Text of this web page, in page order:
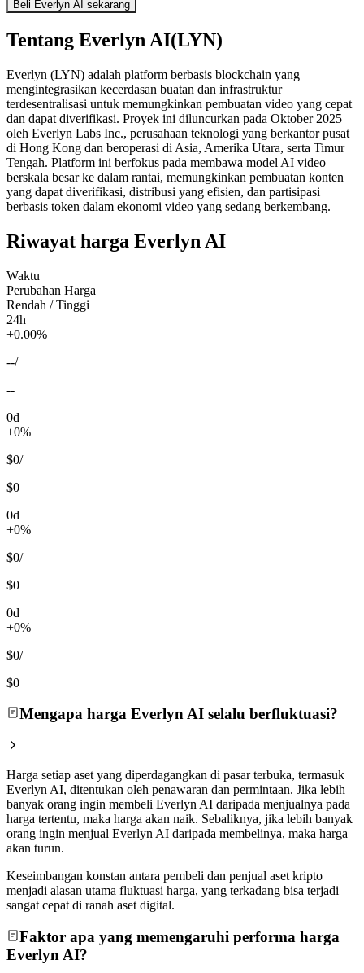
Beli Everlyn AI sekarang
Tentang Everlyn AI(LYN)
Everlyn (LYN) adalah platform berbasis blockchain yang
mengintegrasikan kecerdasan buatan dan infrastruktur
terdesentralisasi untuk memungkinkan pembuatan video yang cepat
dan dapat diverifikasi. Proyek ini diluncurkan pada Oktober 2025
oleh Everlyn Labs Inc., perusahaan teknologi yang berkantor pusat
di Hong Kong dan beroperasi di Asia, Amerika Utara, serta Timur
Tengah. Platform ini berfokus pada membawa model AI video
berskala besar ke dalam rantai, memungkinkan pembuatan konten
yang dapat diverifikasi, distribusi yang efisien, dan partisipasi
berbasis token dalam ekonomi video yang sedang berkembang.
Riwayat harga Everlyn AI
Waktu
Perubahan Harga
Rendah / Tinggi
24h
+0.00%
--/
--
0d
+0%
$0/
$0
0d
+0%
$0/
$0
0d
+0%
$0/
$0
Mengapa harga Everlyn AI selalu berfluktuasi?
Harga setiap aset yang diperdagangkan di pasar terbuka, termasuk
Everlyn AI, ditentukan oleh penawaran dan permintaan. Jika lebih
banyak orang ingin membeli Everlyn AI daripada menjualnya pada
harga tertentu, maka harga akan naik. Sebaliknya, jika lebih banyak
orang ingin menjual Everlyn AI daripada membelinya, maka harga
akan turun.
Keseimbangan konstan antara pembeli dan penjual aset kripto
menjadi alasan utama fluktuasi harga, yang terkadang bisa terjadi
sangat cepat di ranah aset digital.
Faktor apa yang memengaruhi performa harga
Everlyn AI?